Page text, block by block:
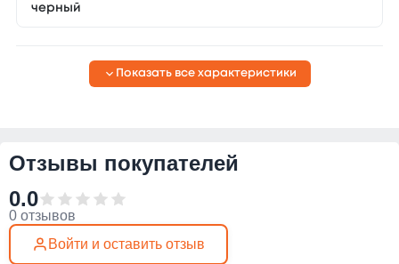
черный
Показать все характеристики
Отзывы покупателей
0.0
0 отзывов
Войти и оставить отзыв